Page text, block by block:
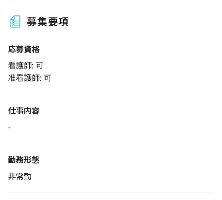
募集要項
応募資格
看護師: 可
准看護師: 可
仕事内容
-
勤務形態
非常勤